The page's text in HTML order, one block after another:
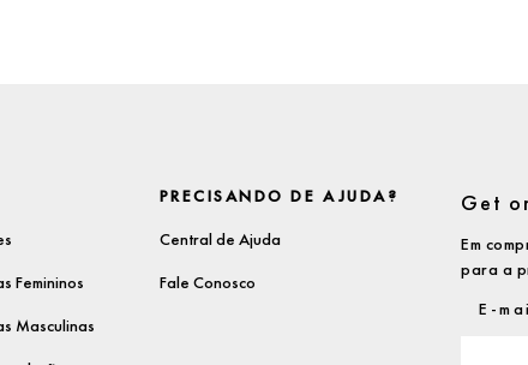
Femininos
Masculinas
PRECISANDO DE AJUDA?
Central de Ajuda
Fale Conosco
Get
Em
para a